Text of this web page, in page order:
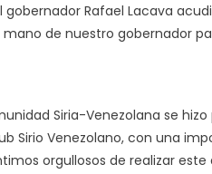
Rafael Lacava
de nuestro gobernador
Siria-Venezolana se
Sirio Venezolano, con una
orgullosos de realizar